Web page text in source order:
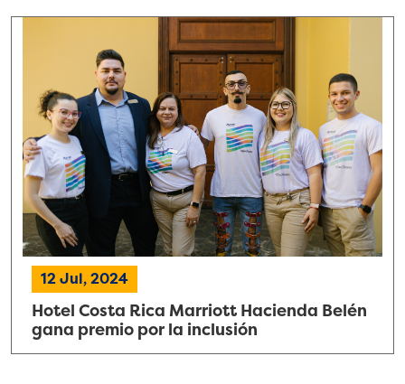
12 Jul, 2024
Hotel Costa Rica Marriott Hacienda Belén
gana premio por la inclusión